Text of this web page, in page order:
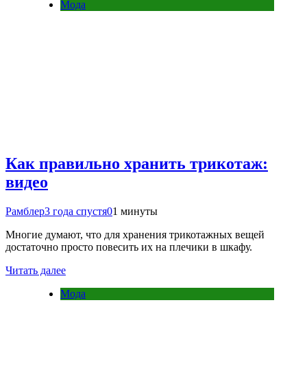
Мода
Как правильно хранить трикотаж:
видео
Рамблер3 года спустя01 минуты
Многие думают, что для хранения трикотажных вещей
достаточно просто повесить их на плечики в шкафу.
Читать далее
Мода